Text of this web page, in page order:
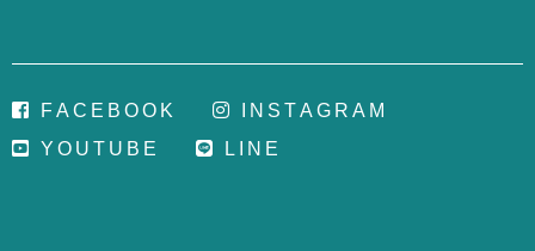
FA C E B OO K N S TA G R A M
Y O U T U B E L N E